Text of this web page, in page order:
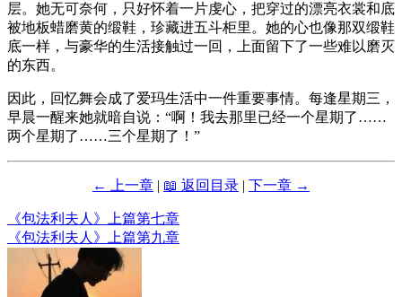
层。她无可奈何，只好怀着一片虔心，把穿过的漂亮衣裳和底
被地板蜡磨黄的缎鞋，珍藏进五斗柜里。她的心也像那双缎鞋
底一样，与豪华的生活接触过一回，上面留下了一些难以磨灭
的东西。
因此，回忆舞会成了爱玛生活中一件重要事情。每逢星期三，
早晨一醒来她就暗自说：“啊！我去那里已经一个星期了……
两个星期了……三个星期了！”
← 上一章 | 📖 返回目录 | 下一章 →
文
章
《包法利夫人》上篇第七章
《包法利夫人》上篇第九章